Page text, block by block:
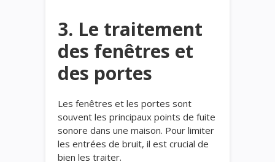
3. Le traitement
des fenêtres et
des portes
Les fenêtres et les portes sont
souvent les principaux points de fuite
sonore dans une maison. Pour limiter
les entrées de bruit, il est crucial de
bien les traiter.